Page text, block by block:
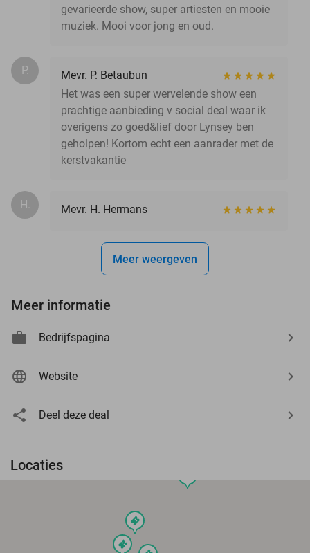
gevarieerde show, super artiesten en mooie
muziek. Mooi voor jong en oud.
P.
Mevr. P. Betaubun
Het was een super wervelende show een
prachtige aanbieding v social deal waar ik
overigens zo goed&lief door Lynsey ben
geholpen! Kortom echt een aanrader met de
kerstvakantie
H. Mevr. H. Hermans
Meer weergeven
Meer informatie
Bedrijfspagina
Website
Deel deze deal
Locaties
events
events